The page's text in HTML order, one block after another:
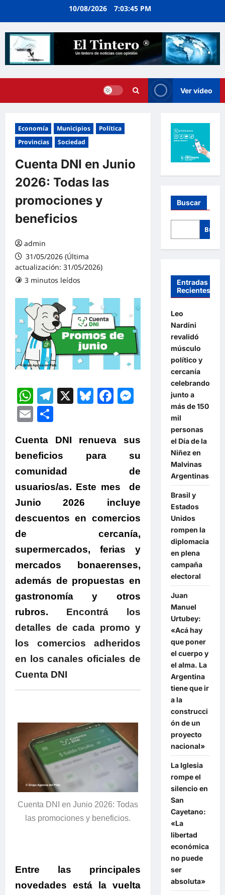
10/08/2026 7:03:46 PM
Ver vídeo
Economía Municipios
Política
Provincias
Sociedad
Cuenta DNI en Junio
2026: Todas las
promociones y
beneficios
admin
31/05/2026 (Última
actualización: 31/05/2026)
3 minutos leídos
WhatsApp
Telegram
X Bluesky
Facebook
Messenger
Email
Cuenta DNI renueva sus
beneficios para su
comunidad de
usuarios/as. Este mes de
Junio 2026 incluye
descuentos en comercios
de cercanía,
supermercados, ferias y
mercados bonaerenses,
además de propuestas en
gastronomía y otros
rubros. Encontrá los
detalles de cada promo y
los comercios adheridos
en los canales oficiales de
Cuenta DNI
Cuenta DNI en Junio 2026: Todas
las promociones y beneficios.
Entre las principales
novedades está la vuelta
Buscar
Entradas
Recientes
Leo
Nardini
revalidó
músculo
político y
cercanía
celebrando
junto a
más de 150
mil
personas
el Día de la
Niñez en
Malvinas
Argentinas
Brasil y
Estados
Unidos
rompen la
diplomacia
en plena
campaña
electoral
Juan
Manuel
Urtubey:
«Acá hay
que poner
el cuerpo y
el alma. La
Argentina
tiene que ir
a la
construcci
ón de un
proyecto
nacional»
La Iglesia
rompe el
silencio en
San
Cayetano:
«La
libertad
económica
no puede
ser
absoluta»